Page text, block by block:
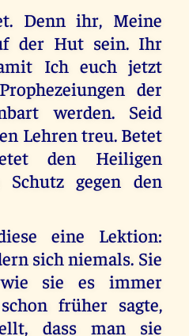
Denn ihr, Meine
der Hut sein. Ihr
Ich euch jetzt
der
werden. Seid
Lehren treu. Betet
den Heiligen
Schutz gegen den
eine Lektion:
sich niemals. Sie
sie es immer
früher sagte,
dass man sie